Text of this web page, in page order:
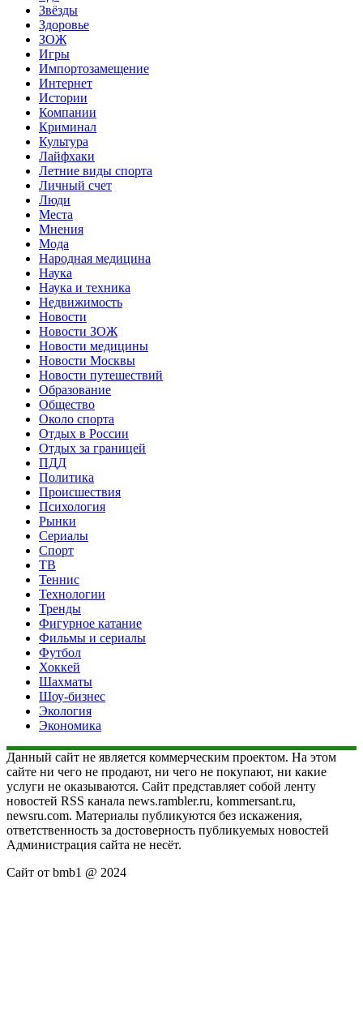
Звёзды
Здоровье
ЗОЖ
Игры
Импортозамещение
Интернет
Истории
Компании
Криминал
Культура
Лайфхаки
Летние виды спорта
Личный счет
Люди
Места
Мнения
Мода
Народная медицина
Наука
Наука и техника
Недвижимость
Новости
Новости ЗОЖ
Новости медицины
Новости Москвы
Новости путешествий
Образование
Общество
Около спорта
Отдых в России
Отдых за границей
ПДД
Политика
Происшествия
Психология
Рынки
Сериалы
Спорт
ТВ
Теннис
Технологии
Тренды
Фигурное катание
Фильмы и сериалы
Футбол
Хоккей
Шахматы
Шоу-бизнес
Экология
Экономика
Данный сайт не является коммерческим проектом. На этом
сайте ни чего не продают, ни чего не покупают, ни какие
услуги не оказываются. Сайт представляет собой ленту
новостей RSS канала news.rambler.ru, kommersant.ru,
newsru.com. Материалы публикуются без искажения,
ответственность за достоверность публикуемых новостей
Администрация сайта не несёт.
Сайт от bmb1 @ 2024